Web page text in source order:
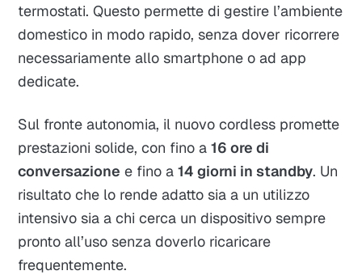
termostati. Questo permette di gestire l’ambiente
domestico in modo rapido, senza dover ricorrere
necessariamente allo smartphone o ad app
dedicate.
Sul fronte autonomia, il nuovo cordless promette
prestazioni solide, con fino a16 ore di
conversazione e fino a14 giorni in standby. Un
risultato che lo rende adatto sia a un utilizzo
intensivo sia a chi cerca un dispositivo sempre
pronto all’uso senza doverlo ricaricare
frequentemente.